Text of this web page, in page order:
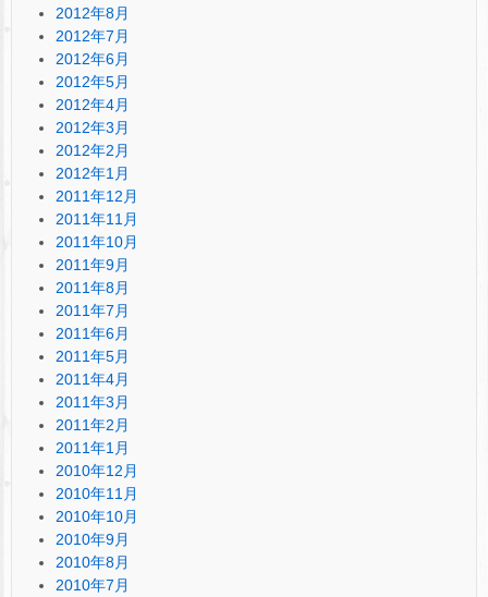
2012年8月
2012年7月
2012年6月
2012年5月
2012年4月
2012年3月
2012年2月
2012年1月
2011年12月
2011年11月
2011年10月
2011年9月
2011年8月
2011年7月
2011年6月
2011年5月
2011年4月
2011年3月
2011年2月
2011年1月
2010年12月
2010年11月
2010年10月
2010年9月
2010年8月
2010年7月